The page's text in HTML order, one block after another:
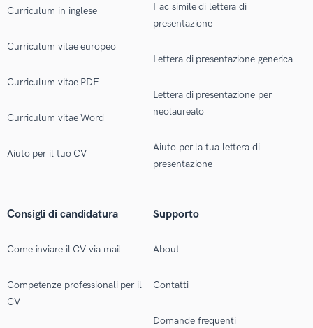
Curriculum in inglese
Curriculum vitae europeo
Curriculum vitae PDF
Curriculum vitae Word
Aiuto per il tuo CV
Fac simile di lettera di
presentazione
Lettera di presentazione generica
Lettera di presentazione per
neolaureato
Aiuto per la tua lettera di
presentazione
Consigli di candidatura
Come inviare il CV via mail
Competenze professionali per il
CV
Supporto
About
Contatti
Domande frequenti